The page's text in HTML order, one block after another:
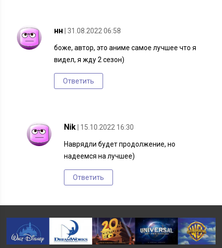
нн | 31.08.2022 06:58
боже, автор, это аниме самое лучшее что я
видел, я жду 2 сезон)
Ответить
Nik | 15.10.2022 16:30
Наврядли будет продолжение, но
надеемся на лучшее)
Ответить